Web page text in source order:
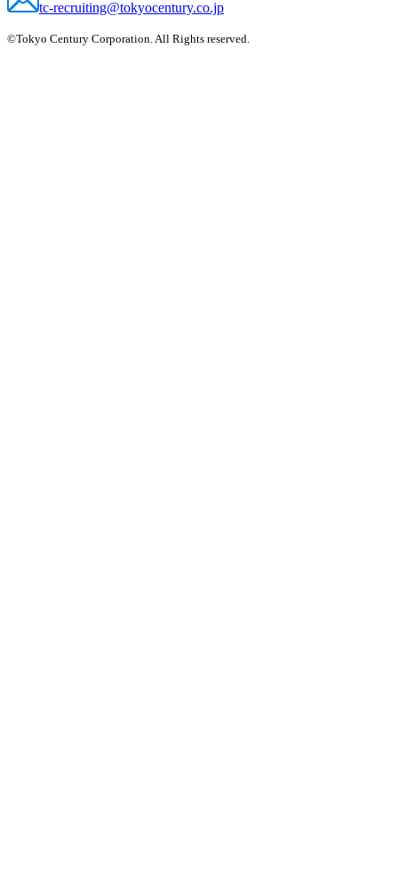
tc-recruiting@tokyocentury.co.jp
©Tokyo Century Corporation. All Rights reserved.